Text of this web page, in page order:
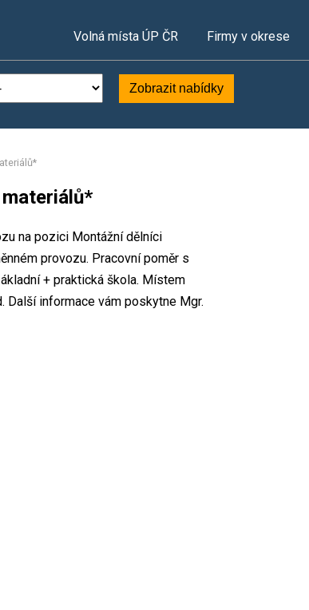
Volná místa ÚP ČR Firmy v okrese
Zobrazit nabídky
na pozici Montážní dělníci
provozu. Pracovní poměr s
+ praktická škola. Místem
Další informace vám poskytne Mgr.